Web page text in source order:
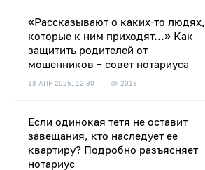
«Рассказывают о каких-то людях,
которые к ним приходят...» Как
защитить родителей от
мошенников – совет нотариуса
18 АПР 2025, 12:30 2019
Если одинокая тетя не оставит
завещания, кто наследует ее
квартиру? Подробно разъясняет
нотариус